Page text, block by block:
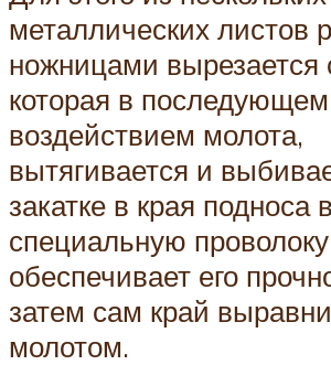
металлических листов
ножницами вырезается
которая в
воздействием молота,
вытягивается и
закатке в края подноса
специальную
обеспечивает его
затем сам край
молотом.